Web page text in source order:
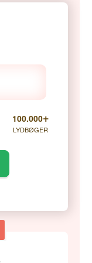
100.000+
LYDBØGER